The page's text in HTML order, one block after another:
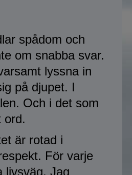
spådom och
om snabba svar.
lyssna in
på djupet. I
Och i det som
ord.
är rotad i
För varje
livsväg. Jag